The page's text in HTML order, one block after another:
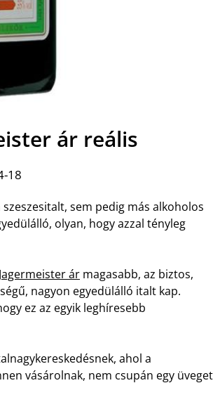
ár reális
18
sem pedig más alkoholos
olyan, hogy azzal tényleg
ár magasabb, az biztos,
nagyon egyedülálló italt kap.
ez az egyik leghíresebb
ahol a
vásárolnak, nem csupán egy üveget